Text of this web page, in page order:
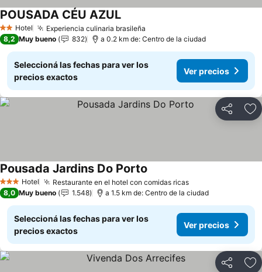
2 Estrellas
Hotel Experiencia culinaria brasileña
POUSADA CÉU AZUL
8,2 Muy bueno 832 a 0.2 km de: Centro de la ciudad
Seleccioná las fechas para ver los
precios exactos
Ver precios
Compartir
3 Estrellas
Hotel Restaurante en el hotel con comidas ricas
Pousada Jardins Do Porto
8,0 Muy bueno 1.548 a 1.5 km de: Centro de la ciudad
Seleccioná las fechas para ver los
precios exactos
Ver precios
Compartir